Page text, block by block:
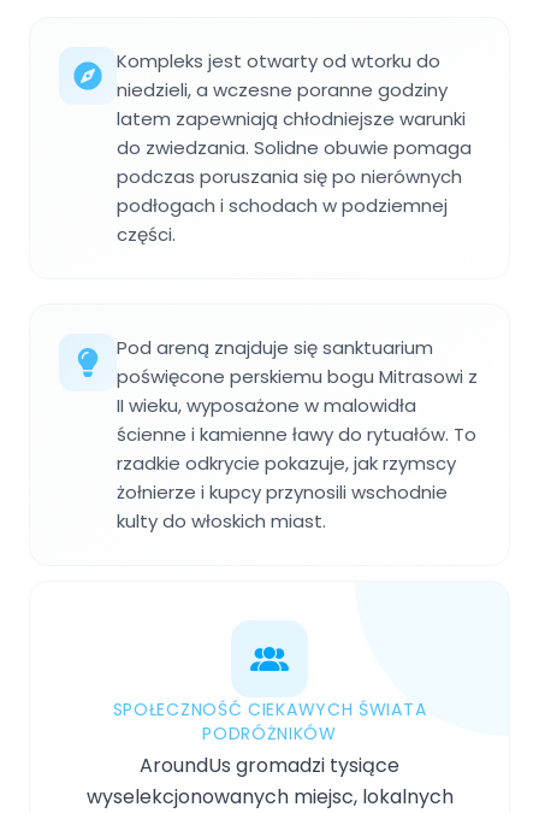
Kompleks jest otwarty od wtorku do
niedzieli, a wczesne poranne godziny
latem zapewniają chłodniejsze warunki
do zwiedzania. Solidne obuwie pomaga
podczas poruszania się po nierównych
podłogach i schodach w podziemnej
części.
Pod areną znajduje się sanktuarium
poświęcone perskiemu bogu Mitrasowi z
II wieku, wyposażone w malowidła
ścienne i kamienne ławy do rytuałów. To
rzadkie odkrycie pokazuje, jak rzymscy
żołnierze i kupcy przynosili wschodnie
kulty do włoskich miast.
SPOŁECZNOŚĆ CIEKAWYCH ŚWIATA
PODRÓŻNIKÓW
AroundUs gromadzi tysiące
wyselekcjonowanych miejsc, lokalnych